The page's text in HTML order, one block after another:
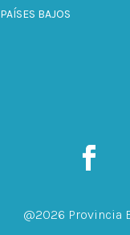
PAÍSES BAJOS
@2026 Provincia